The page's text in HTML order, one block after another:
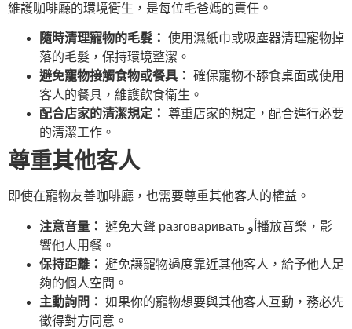
維護咖啡廳的環境衛生，是每位毛爸媽的責任。
隨時清理寵物的毛髮： 使用濕紙巾或吸塵器清理寵物掉
落的毛髮，保持環境整潔。
避免寵物接觸食物或餐具： 確保寵物不舔食桌面或使用
客人的餐具，維護飲食衛生。
配合店家的清潔規定： 尊重店家的規定，配合進行必要
的清潔工作。
尊重其他客人
即使在寵物友善咖啡廳，也需要尊重其他客人的權益。
注意音量： 避免大聲 разговаривать أو播放音樂，影
響他人用餐。
保持距離： 避免讓寵物過度靠近其他客人，給予他人足
夠的個人空間。
主動詢問： 如果你的寵物想要與其他客人互動，務必先
徵得對方同意。